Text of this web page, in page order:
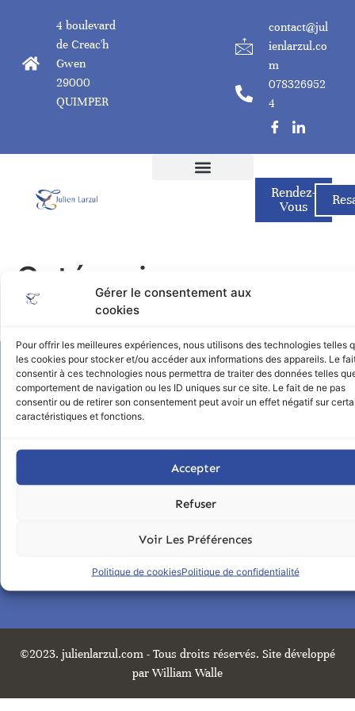
Gérer le consentement aux
cookies
Pour offrir les meilleures expériences, nous utilisons des technologies telles
les cookies pour stocker et/ou accéder aux informations des appareils. Le
consentir à ces technologies nous permettra de traiter des données telles
comportement de navigation ou les ID uniques sur ce site. Le fait de ne pas
consentir ou de retirer son consentement peut avoir un effet négatif sur
caractéristiques et fonctions.
Accepter
Refuser
Voir Les Préférences
Politique de cookiesPolitique de confidentialité
4 boulevard
de Creac'h
Gwen
29000
QUIMPER
contact@jul
ienlarzul.co
m
078326952
4
Rendez-
Vous
Catégories
Aucun Catégories
MENU
4 boulevard de Creac'h Gwen 29000 QUIMPER
0783269524
©2023. julienlarzul.com - Tous droits réservés. Site développé
par William Walle